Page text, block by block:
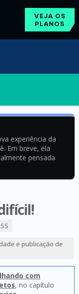
VEJA OS
PLANOS
experiência da
Em breve, ela
pensada
e publicação de
com
, no capítulo